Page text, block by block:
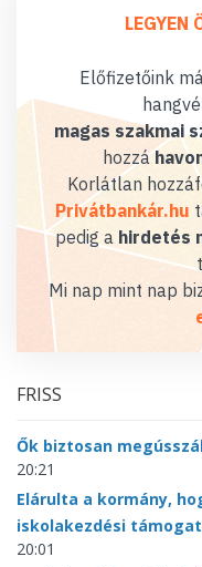
LEGYEN
Előfizetőink
magas szakmai
hozzá
Korlátlan
Privátbankár.hu
pedig a hirdetés
Mi nap mint nap
FRISS
Ők biztosan
20:21
Elárulta a kormány,
iskolakezdési
20:01